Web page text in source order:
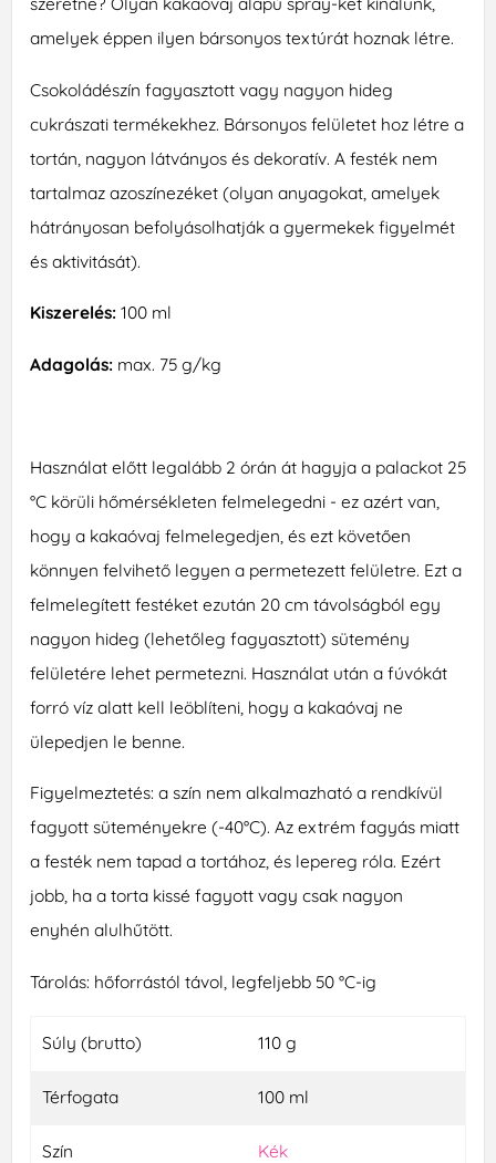
amelyek éppen ilyen bársonyos textúrát hoznak létre.
Csokoládészín fagyasztott vagy nagyon hideg
cukrászati termékekhez. Bársonyos felületet hoz létre a
tortán, nagyon látványos és dekoratív. A festék nem
tartalmaz azoszínezéket (olyan anyagokat, amelyek
hátrányosan befolyásolhatják a gyermekek figyelmét
és aktivitását).
Kiszerelés: 100 ml
Adagolás: max. 75 g/kg
Használat előtt legalább 2 órán át hagyja a palackot 25
°C körüli hőmérsékleten felmelegedni - ez azért van,
hogy a kakaóvaj felmelegedjen, és ezt követően
könnyen felvihető legyen a permetezett felületre. Ezt a
felmelegített festéket ezután 20 cm távolságból egy
nagyon hideg (lehetőleg fagyasztott) sütemény
felületére lehet permetezni. Használat után a fúvókát
forró víz alatt kell leöblíteni, hogy a kakaóvaj ne
ülepedjen le benne.
Figyelmeztetés: a szín nem alkalmazható a rendkívül
fagyott süteményekre (-40°C). Az extrém fagyás miatt
a festék nem tapad a tortához, és lepereg róla. Ezért
jobb, ha a torta kissé fagyott vagy csak nagyon
enyhén alulhűtött.
Tárolás: hőforrástól távol, legfeljebb 50 °C-ig
Súly (brutto) 110 g
Térfogata 100 ml
Szín Kék